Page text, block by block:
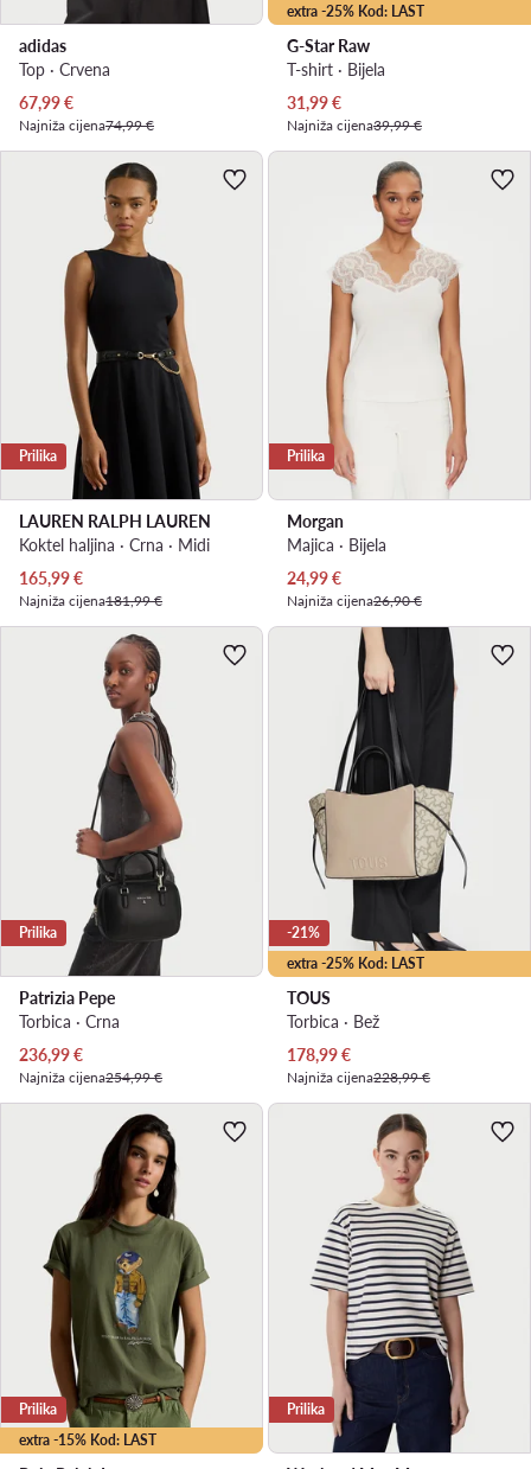
adidas
Top · Crvena
Trenutna cijena
67,99€
Najniža cijena74,99 €
extra -25% Kod: LAST
G-Star Raw
T-shirt · Bijela
Trenutna cijena
31,99€
Najniža cijena39,99 €
Prilika
LAUREN RALPH LAUREN
Koktel haljina · Crna · Midi
Trenutna cijena
165,99€
Najniža cijena181,99 €
Prilika
Morgan
Majica · Bijela
Trenutna cijena
24,99€
Najniža cijena26,90 €
Prilika
Patrizia Pepe
Torbica · Crna
Trenutna cijena
236,99€
Najniža cijena254,99 €
extra -25% Kod: LAST
-21%
TOUS
Torbica · Bež
Trenutna cijena
178,99€
Najniža cijena228,99 €
extra -15% Kod: LAST
Prilika Prilika